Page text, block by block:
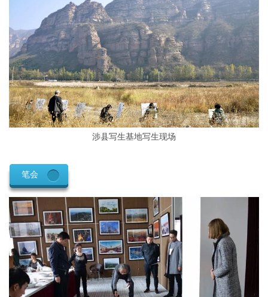
涉县写生基地写生现场
笔会